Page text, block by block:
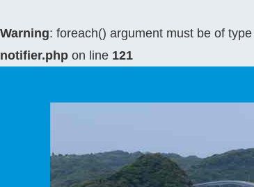
Warning: foreach() argument must be of
notifier.php on line 121